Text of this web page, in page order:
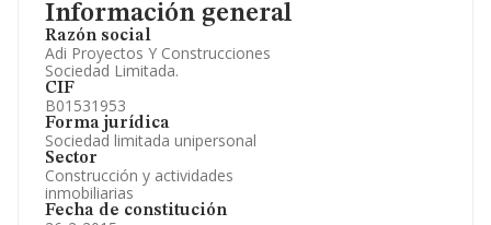
Información general
Razón social
Adi Proyectos Y Construcciones
Sociedad Limitada.
CIF
B01531953
Forma jurídica
Sociedad limitada unipersonal
Sector
Construcción y actividades
inmobiliarias
Fecha de constitución
Artículos de prensa publicados sobre la empresa.
Información oficial y registral complementaria.